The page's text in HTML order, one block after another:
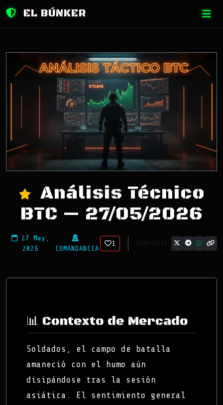
EL BÚNKER
Análisis Técnico
BTC — 27/05/2026
27 May,
2026
COMANDANCIA
1 COMPARTIR:
📊 Contexto de Mercado
Soldados, el campo de batalla
amaneció con el humo aún
disipándose tras la sesión
asiática. El sentimiento general